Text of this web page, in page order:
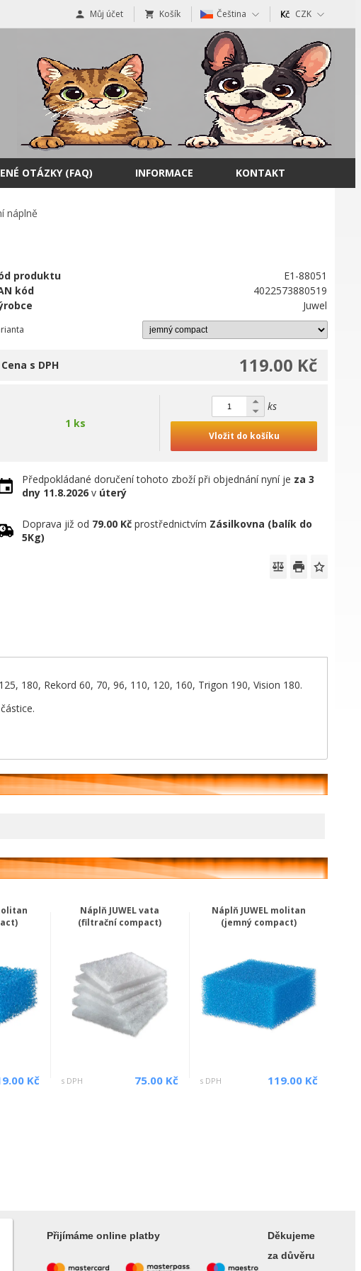
Můj účet Košík Čeština CZK
OTÁZKY (FAQ) INFORMACE KONTAKT
náplně
produktu
E1-88051
kód
4022573880519
Juwel
119.00 Kč
Cena s DPH
1 ks
ks
Vložit do košíku
Předpokládané doručení tohoto zboží při objednání nyní je za 3
dny 11.8.2026 v úterý
Doprava již od 79.00 Kč prostřednictvím Zásilkovna (balík do
5Kg)
180, Rekord 60, 70, 96, 110, 120, 160, Trigon 190, Vision 180.
Kč
Náplň JUWEL vata
(filtrační compact)
s DPH 75.00 Kč
Náplň JUWEL molitan
(jemný compact)
s DPH 119.00 Kč
Přijímáme online platby
Děkujeme
za důvěru